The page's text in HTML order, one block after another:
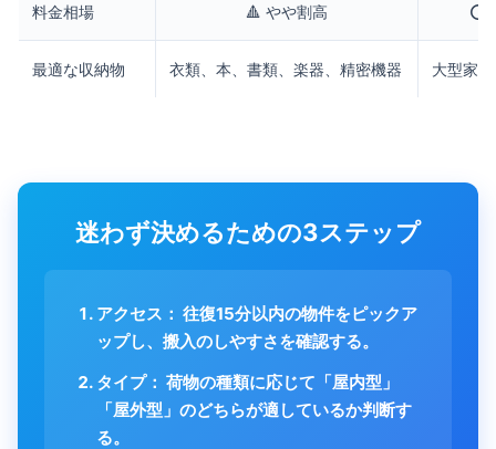
料金相場 🔺 やや割高 ⭕️
最適な収納物 衣類、本、書類、楽器、精密機器 大型家
迷わず決めるための3ステップ
アクセス： 往復15分以内の物件をピックア
ップし、搬入のしやすさを確認する。
タイプ： 荷物の種類に応じて「屋内型」
「屋外型」のどちらが適しているか判断す
る。